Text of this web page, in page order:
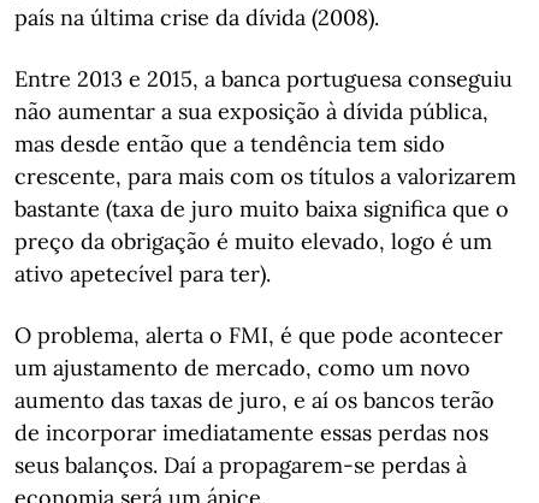
país na última crise da dívida (2008).
Entre 2013 e 2015, a banca portuguesa conseguiu
não aumentar a sua exposição à dívida pública,
mas desde então que a tendência tem sido
crescente, para mais com os títulos a valorizarem
bastante (taxa de juro muito baixa significa que o
preço da obrigação é muito elevado, logo é um
ativo apetecível para ter).
O problema, alerta o FMI, é que pode acontecer
um ajustamento de mercado, como um novo
aumento das taxas de juro, e aí os bancos terão
de incorporar imediatamente essas perdas nos
seus balanços. Daí a propagarem-se perdas à